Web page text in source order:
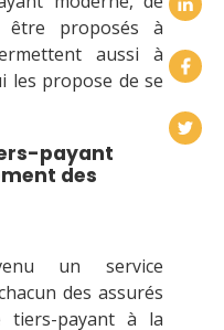
être proposés à
aussi à
les propose de se
payant
des
un service
des assurés
tiers-payant à la